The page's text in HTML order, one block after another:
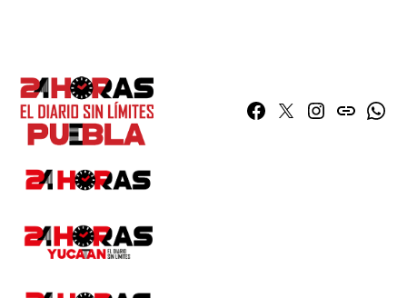
Facebook
TwitterInstagram
issuu